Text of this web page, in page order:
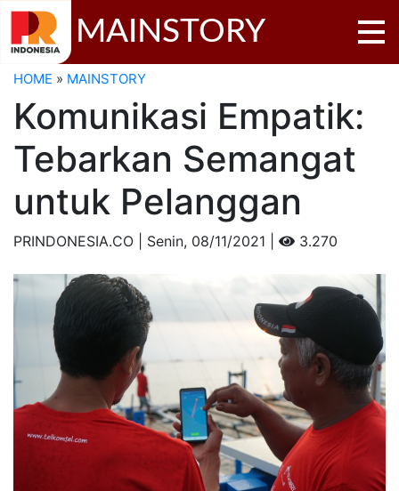
MAINSTORY
HOME » MAINSTORY
Komunikasi Empatik:
Tebarkan Semangat
untuk Pelanggan
PRINDONESIA.CO | Senin, 08/11/2021 | 3.270